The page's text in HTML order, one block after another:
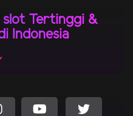
slot Tertinggi &
Indonesia